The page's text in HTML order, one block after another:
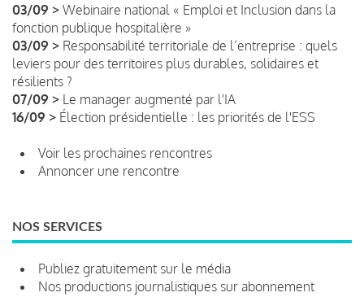
03/09 > Webinaire national « Emploi et Inclusion dans la
fonction publique hospitalière »
03/09 > Responsabilité territoriale de l’entreprise : quels
leviers pour des territoires plus durables, solidaires et
résilients ?
07/09 > Le manager augmenté par l'IA
16/09 > Élection présidentielle : les priorités de l'ESS
Voir les prochaines rencontres
Annoncer une rencontre
NOS SERVICES
Publiez gratuitement sur le média
Nos productions journalistiques sur abonnement